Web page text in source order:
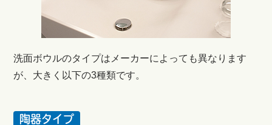
洗面ボウルのタイプはメーカーによっても異なります
が、大きく以下の3種類です。
陶器タイプ